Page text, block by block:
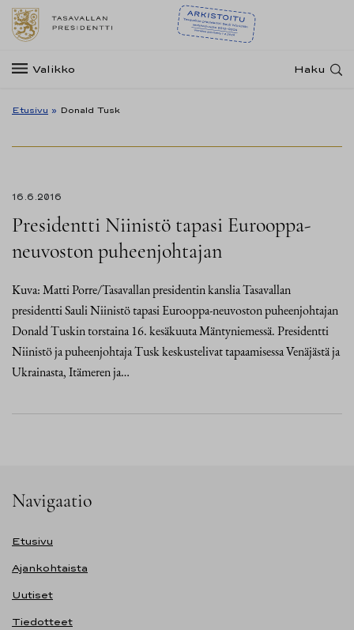
Valikko Haku
Etusivu » Donald Tusk
16.6.2016
Presidentti Niinistö tapasi Eurooppa-
neuvoston puheenjohtajan
Kuva: Matti Porre/Tasavallan presidentin kanslia Tasavallan
presidentti Sauli Niinistö tapasi Eurooppa-neuvoston puheenjohtajan
Donald Tuskin torstaina 16. kesäkuuta Mäntyniemessä. Presidentti
Niinistö ja puheenjohtaja Tusk keskustelivat tapaamisessa Venäjästä ja
Ukrainasta, Itämeren ja…
Navigaatio
Etusivu
Ajankohtaista
Uutiset
Tiedotteet